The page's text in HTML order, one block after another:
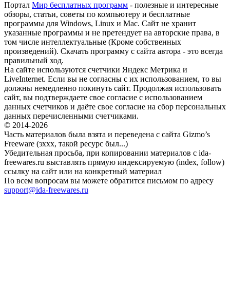
Портал Мир бесплатных программ - полезные и интересные
обзоры, статьи, советы по компьютеру и бесплатные
программы для Windows, Linux и Mac. Сайт не хранит
указанные программы и не претендует на авторские права, в
том числе интеллектуальные (Кроме собственных
произведений). Скачать программу с сайта автора - это всегда
правильный ход.
На сайте используются счетчики Яндекс Метрика и
LiveInternet. Если вы не согласны с их использованием, то вы
должны немедленно покинуть сайт. Продолжая использовать
сайт, вы подтверждаете свое согласие с использованием
данных счетчиков и даёте свое согласие на сбор персональных
данных перечисленными счетчиками.
© 2014-2026
Часть материалов была взята и переведена с сайта Gizmo’s
Freeware (эххх, такой ресурс был...)
Убедительная просьба, при копировании материалов с ida-
freewares.ru выставлять прямую индексируемую (index, follow)
ссылку на сайт или на конкретный материал
По всем вопросам вы можете обратится письмом по адресу
support@ida-freewares.ru